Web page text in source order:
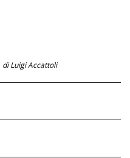
di Luigi Accattoli